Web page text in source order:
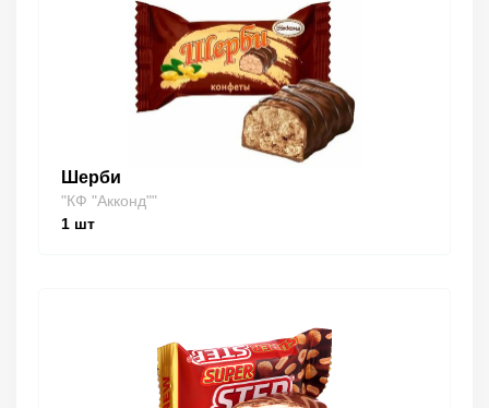
Шерби
"КФ "Акконд""
1 шт